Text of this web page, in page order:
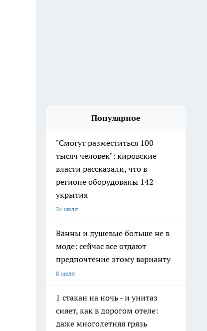
Популярное
"Смогут разместиться 100
тысяч человек": кировские
власти рассказали, что в
регионе оборудованы 142
укрытия
24 июля
Ванны и душевые больше не в
моде: сейчас все отдают
предпочтение этому варианту
8 июля
1 стакан на ночь - и унитаз
сияет, как в дорогом отеле:
даже многолетняя грязь